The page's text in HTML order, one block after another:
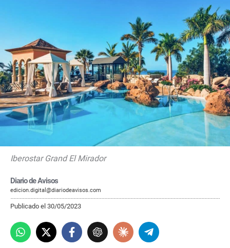
Iberostar Grand El Mirador
Diario de Avisos
edicion.digital@diariodeavisos.com
Publicado el 30/05/2023